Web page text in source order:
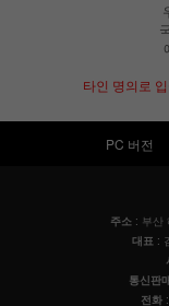
타인 명의로
PC 버전
주소: 부산
대표 :
통신판
전화